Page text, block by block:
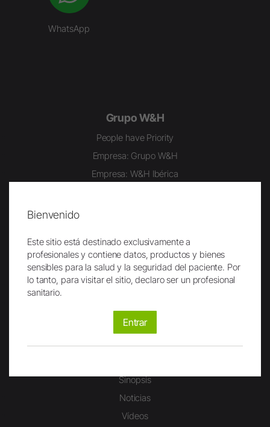
WhatsApp
Grupo W&H
People have Priority
Empresa: Grupo W&H
Empresa: W&H Ibérica
Carrera
Trabajar en W&H
Carreras de W&H
Sinopsis
Noticias
Vídeos
Bienvenido
Este sitio está destinado exclusivamente a
profesionales y contiene datos, productos y bienes
sensibles para la salud y la seguridad del paciente. Por
lo tanto, para visitar el sitio, declaro ser un profesional
sanitario.
Entrar